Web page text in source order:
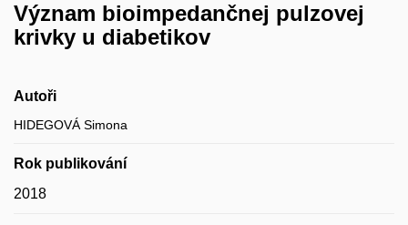
Význam bioimpedančnej pulzovej
krivky u diabetikov
Autoři
HIDEGOVÁ Simona
Rok publikování
2018